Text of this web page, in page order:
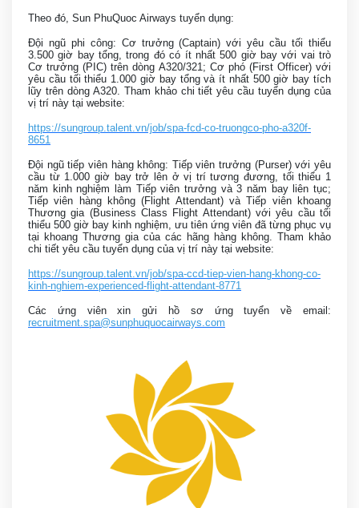
Theo đó, Sun PhuQuoc Airways tuyển dụng:
Đội ngũ phi công: Cơ trưởng (Captain) với yêu cầu tối thiểu
3.500 giờ bay tổng, trong đó có ít nhất 500 giờ bay với vai trò
Cơ trưởng (PIC) trên dòng A320/321; Cơ phó (First Officer) với
yêu cầu tối thiểu 1.000 giờ bay tổng và ít nhất 500 giờ bay tích
lũy trên dòng A320. Tham khảo chi tiết yêu cầu tuyển dụng của
vị trí này tại website:
https://sungroup.talent.vn/job/spa-fcd-co-truongco-pho-a320f-
8651
Đội ngũ tiếp viên hàng không: Tiếp viên trưởng (Purser) với yêu
cầu từ 1.000 giờ bay trở lên ở vị trí tương đương, tối thiểu 1
năm kinh nghiệm làm Tiếp viên trưởng và 3 năm bay liên tục;
Tiếp viên hàng không (Flight Attendant) và Tiếp viên khoang
Thương gia (Business Class Flight Attendant) với yêu cầu tối
thiểu 500 giờ bay kinh nghiệm, ưu tiên ứng viên đã từng phục vụ
tại khoang Thương gia của các hãng hàng không. Tham khảo
chi tiết yêu cầu tuyển dụng của vị trí này tại website:
https://sungroup.talent.vn/job/spa-ccd-tiep-vien-hang-khong-co-
kinh-nghiem-experienced-flight-attendant-8771
Các ứng viên xin gửi hồ sơ ứng tuyển về email:
recruitment.spa@sunphuquocairways.com